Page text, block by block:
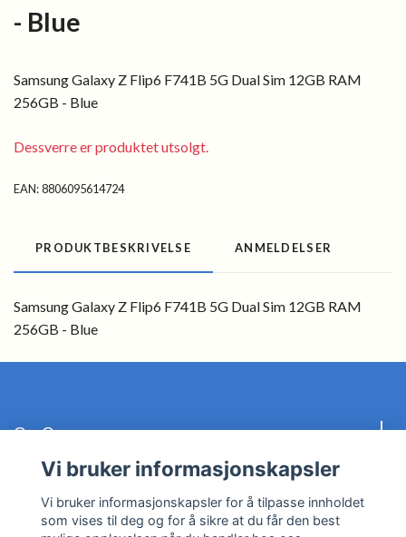
- Blue
Samsung Galaxy Z Flip6 F741B 5G Dual Sim 12GB RAM
256GB - Blue
Dessverre er produktet utsolgt.
EAN:8806095614724
PRODUKTBESKRIVELSE ANMELDELSER
Samsung Galaxy Z Flip6 F741B 5G Dual Sim 12GB RAM
256GB - Blue
Om Oss
Vi bruker informasjonskapsler
Vi bruker informasjonskapsler for å tilpasse innholdet
som vises til deg og for å sikre at du får den best